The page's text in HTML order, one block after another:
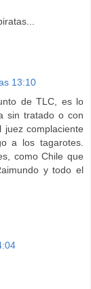
13:10
de TLC, es lo
sin tratado o con
complaciente
a los tagarotes.
como Chile que
y todo el